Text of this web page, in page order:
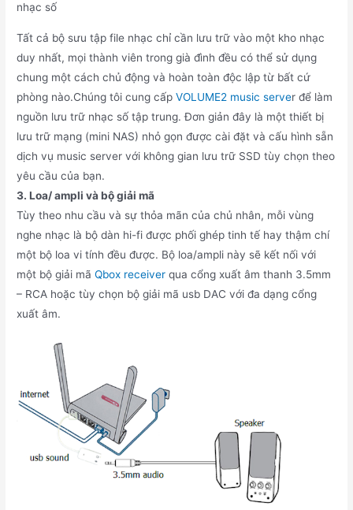
nhạc số
Tất cả bộ sưu tập file nhạc chỉ cần lưu trữ vào một kho nhạc
duy nhất, mọi thành viên trong già đình đều có thể sử dụng
chung một cách chủ động và hoàn toàn độc lập từ bất cứ
phòng nào.Chúng tôi cung cấpVOLUME2 music server để làm
nguồn lưu trữ nhạc số tập trung. Đơn giản đây là một thiết bị
lưu trữ mạng (mini NAS) nhỏ gọn được cài đặt và cấu hình sẵn
dịch vụ music server với không gian lưu trữ SSD tùy chọn theo
yêu cầu của bạn.
3. Loa/ ampli và bộ giải mã
Tùy theo nhu cầu và sự thỏa mãn của chủ nhân, mỗi vùng
nghe nhạc là bộ dàn hi-fi được phối ghép tinh tế hay thậm chí
một bộ loa vi tính đều được. Bộ loa/ampli này sẽ kết nối với
một bộ giải mãQbox receiver qua cổng xuất âm thanh 3.5mm
– RCA hoặc tùy chọn bộ giải mã usb DAC với đa dạng cổng
xuất âm.